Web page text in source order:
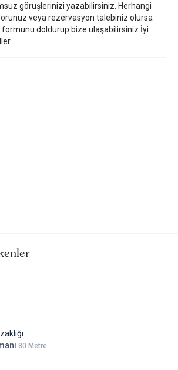
görüşlerinizi yazabilirsiniz. Herhangi
veya rezervasyon talebiniz olursa
formunu doldurup bize ulaşabilirsiniz.İyi
80 Metre